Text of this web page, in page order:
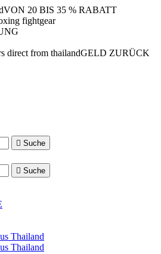
VON 20 BIS 35 % RABATT
GELD ZURÜCK
 Suche
 Suche